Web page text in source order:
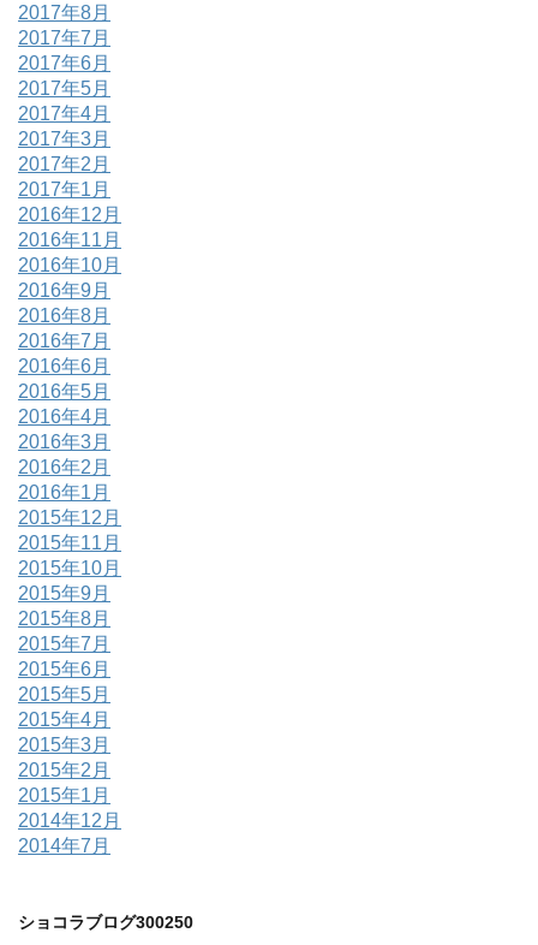
2017年8月
2017年7月
2017年6月
2017年5月
2017年4月
2017年3月
2017年2月
2017年1月
2016年12月
2016年11月
2016年10月
2016年9月
2016年8月
2016年7月
2016年6月
2016年5月
2016年4月
2016年3月
2016年2月
2016年1月
2015年12月
2015年11月
2015年10月
2015年9月
2015年8月
2015年7月
2015年6月
2015年5月
2015年4月
2015年3月
2015年2月
2015年1月
2014年12月
2014年7月
ショコラブログ300250